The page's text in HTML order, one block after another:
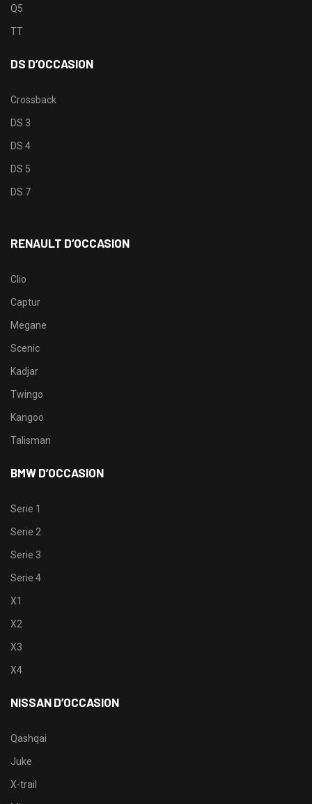
Q5
TT
DS D’OCCASION
Crossback
DS 3
DS 4
DS 5
DS 7
RENAULT D’OCCASION
Clio
Captur
Megane
Scenic
Kadjar
Twingo
Kangoo
Talisman
BMW D’OCCASION
Serie 1
Serie 2
Serie 3
Serie 4
X1
X2
X3
X4
NISSAN D’OCCASION
Qashqai
Juke
X-trail